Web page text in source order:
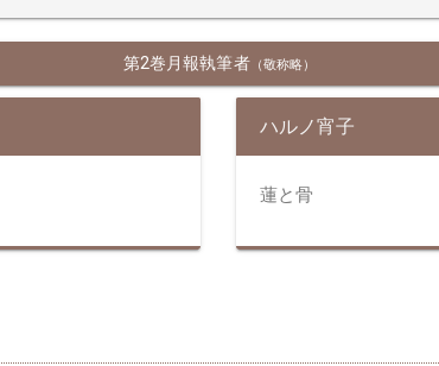
第2巻月報執筆者（敬称略）
ハルノ宵子
蓮と骨